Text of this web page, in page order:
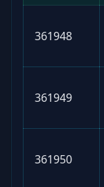
361948
361949
361950